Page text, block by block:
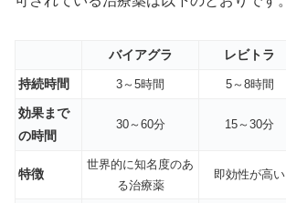
バイアグラ レビトラ
持続時間
3～5時間 5～8時間
効果まで
の時間
30～60分 15～30分
特徴
世界的に知名度のあ
る治療薬
即効性が高い